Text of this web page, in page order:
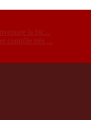
la bic...
contrôle très ...